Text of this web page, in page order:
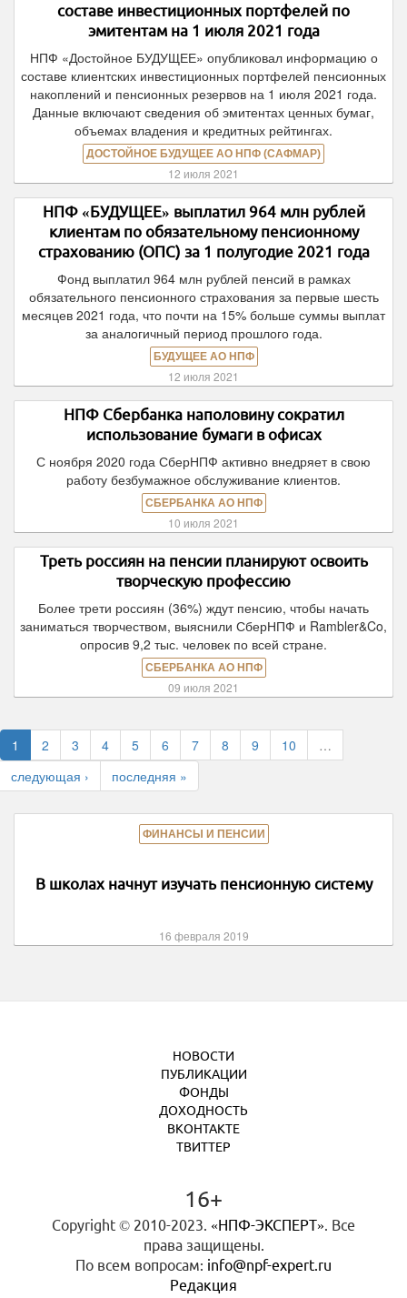
составе инвестиционных портфелей по
эмитентам на 1 июля 2021 года
НПФ «Достойное БУДУЩЕЕ» опубликовал информацию о
составе клиентских инвестиционных портфелей пенсионных
накоплений и пенсионных резервов на 1 июля 2021 года.
Данные включают сведения об эмитентах ценных бумаг,
объемах владения и кредитных рейтингах.
ДОСТОЙНОЕ БУДУЩЕЕ АО НПФ (САФМАР)
12 июля 2021
НПФ «БУДУЩЕЕ» выплатил 964 млн рублей
клиентам по обязательному пенсионному
страхованию (ОПС) за 1 полугодие 2021 года
Фонд выплатил 964 млн рублей пенсий в рамках
обязательного пенсионного страхования за первые шесть
месяцев 2021 года, что почти на 15% больше суммы выплат
за аналогичный период прошлого года.
БУДУЩЕЕ АО НПФ
12 июля 2021
НПФ Сбербанка наполовину сократил
использование бумаги в офисах
С ноября 2020 года СберНПФ активно внедряет в свою
работу безбумажное обслуживание клиентов.
СБЕРБАНКА АО НПФ
10 июля 2021
Треть россиян на пенсии планируют освоить
творческую профессию
Более трети россиян (36%) ждут пенсию, чтобы начать
заниматься творчеством, выяснили СберНПФ и Rambler&Co,
опросив 9,2 тыс. человек по всей стране.
СБЕРБАНКА АО НПФ
09 июля 2021
1 2 3 4 5 6 7 8 9 10
…
следующая ›
последняя »
ФИНАНСЫ И ПЕНСИИ
В школах начнут изучать пенсионную систему
16 февраля 2019
НОВОСТИ
ПУБЛИКАЦИИ
ФОНДЫ
ДОХОДНОСТЬ
ВКОНТАКТЕ
ТВИТТЕР
16+
Copyright © 2010-2023. «НПФ-ЭКСПЕРТ». Все
права защищены.
По всем вопросам: info@npf-expert.ru
Редакция